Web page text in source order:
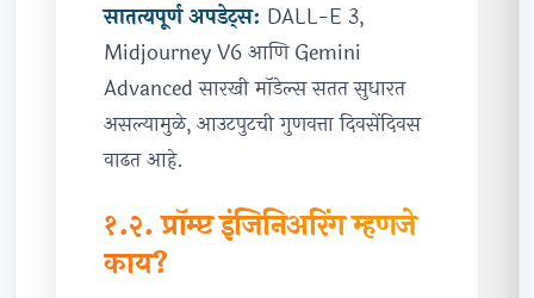
सातत्यपूर्ण अपडेट्स: DALL-E 3,
Midjourney V6 आणि Gemini
Advanced सारखी मॉडेल्स सतत सुधारत
असल्यामुळे, आउटपुटची गुणवत्ता दिवसेंदिवस
वाढत आहे.
१.२. प्रॉम्प्ट इंजिनिअरिंग म्हणजे
काय?